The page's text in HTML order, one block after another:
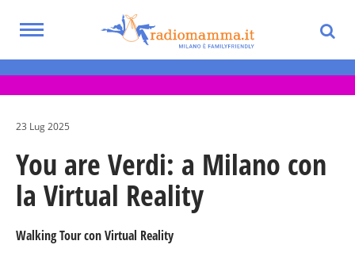
main
Toggle
Eventi per bambini, ragazzi e adolescenti
nella Città Metropolitana di Milano
23 Lug 2025
You are Verdi: a Milano con
la Virtual Reality
Walking Tour con Virtual Reality